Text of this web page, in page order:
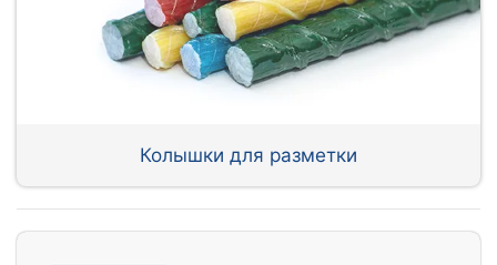
Колышки для разметки